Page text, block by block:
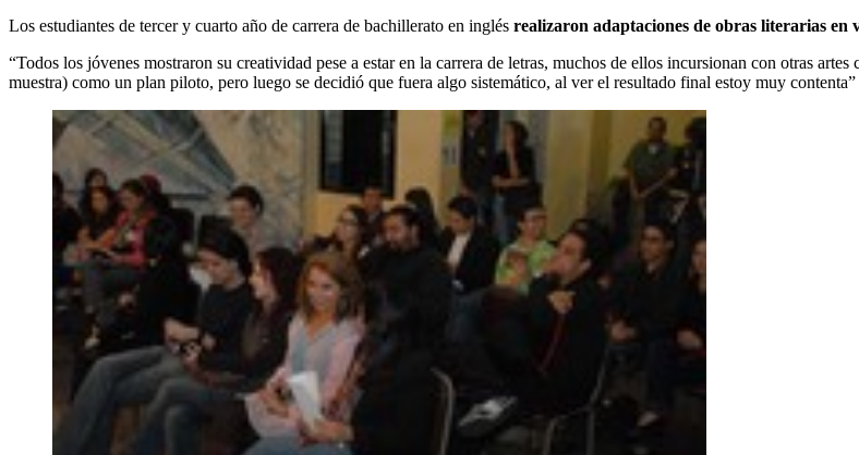
Los estudiantes de tercer y cuarto año de carrera de bachillerato en inglés realizaron adaptaciones de obras literarias en
“Todos los jóvenes mostraron su creatividad pese a estar en la carrera de letras, muchos de ellos incursionan con otras
muestra) como un plan piloto, pero luego se decidió que fuera algo sistemático, al ver el resultado final estoy muy